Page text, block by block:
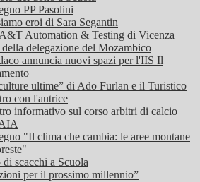
PP Pasolini
eroi di Sara Segantin
Automation & Testing di Vicenza
delegazione del Mozambico
annuncia nuovi spazi per l'IIS Il
ultime” di Ado Furlan e il Turistico
con l'autrice
informativo sul corso arbitri di calcio
"Il clima che cambia: le aree montane
di scacchi a Scuola
per il prossimo millennio”